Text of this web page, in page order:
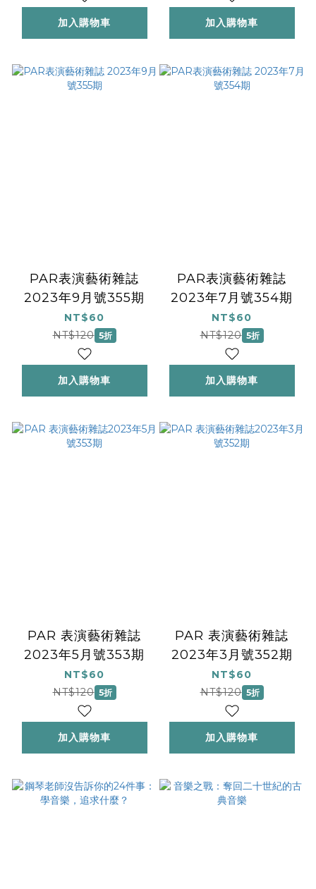
加入購物車 加入購物車
PAR表演藝術雜誌
2023年9月號355期
NT$60
NT$120 5折
加入購物車
PAR表演藝術雜誌
2023年7月號354期
NT$60
NT$120 5折
加入購物車
PAR 表演藝術雜誌
2023年5月號353期
NT$60
NT$120 5折
加入購物車
PAR 表演藝術雜誌
2023年3月號352期
NT$60
NT$120 5折
加入購物車